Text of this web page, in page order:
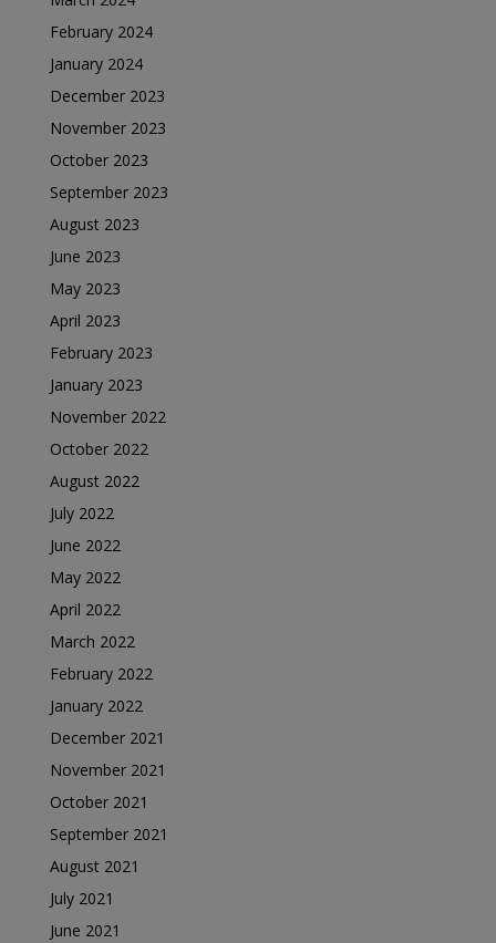
February 2024
January 2024
December 2023
November 2023
October 2023
September 2023
August 2023
June 2023
May 2023
April 2023
February 2023
January 2023
November 2022
October 2022
August 2022
July 2022
June 2022
May 2022
April 2022
March 2022
February 2022
January 2022
December 2021
November 2021
October 2021
September 2021
August 2021
July 2021
June 2021